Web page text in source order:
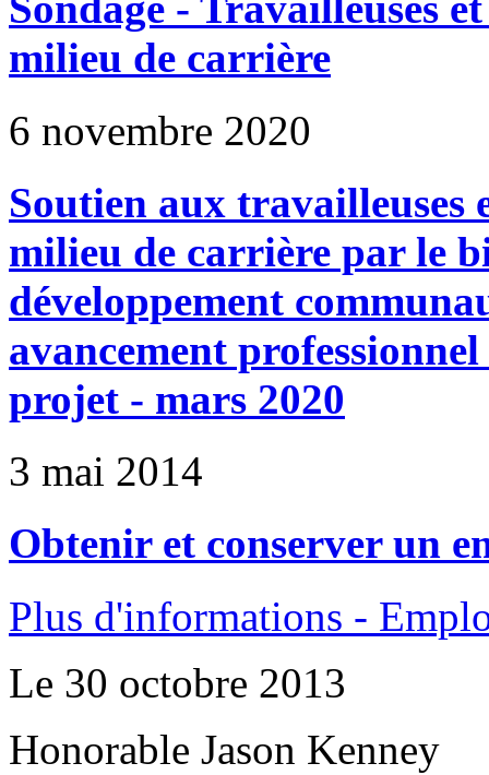
milieu de carrière
6 novembre 2020
Soutien aux travailleuses
milieu de carrière par le
développement
avancement
projet - mars 2020
3 mai 2014
Obtenir et conserver un
Plus d'informations -
Le 30 octobre 2013
Honorable Jason Kenney